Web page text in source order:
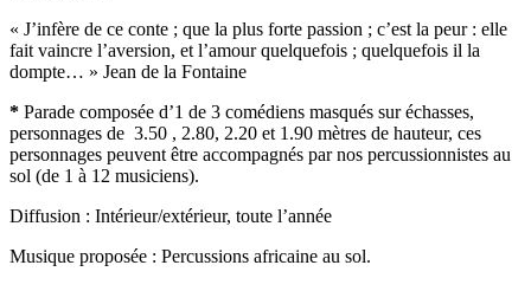
« J’infère de ce conte ; que la plus forte passion ; c’est la peur : elle
fait vaincre l’aversion, et l’amour quelquefois ; quelquefois il la
dompte… » Jean de la Fontaine
* Parade composée d’1 de 3 comédiens masqués sur échasses,
personnages de 3.50 , 2.80, 2.20 et 1.90 mètres de hauteur, ces
personnages peuvent être accompagnés par nos percussionnistes au
sol (de 1 à 12 musiciens).
Diffusion : Intérieur/extérieur, toute l’année
Musique proposée : Percussions africaine au sol.